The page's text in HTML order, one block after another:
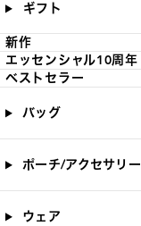
ギフト
新作
エッセンシャル10周年
ベストセラー
バッグ
ポーチ/アクセサリー
ウェア